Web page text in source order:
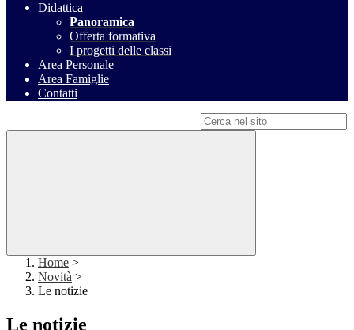
Didattica
Panoramica
Offerta formativa
I progetti delle classi
Area Personale
Area Famiglie
Contatti
Home >
Novità >
Le notizie
Le notizie